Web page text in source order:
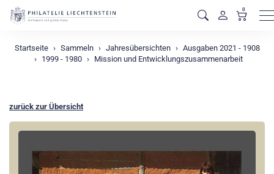
0
Startseite Sammeln Jahresübersichten
Ausgaben 2021 - 1908
1999 - 1980
Mission und Entwicklungszusammenarbeit
zurück zur Übersicht